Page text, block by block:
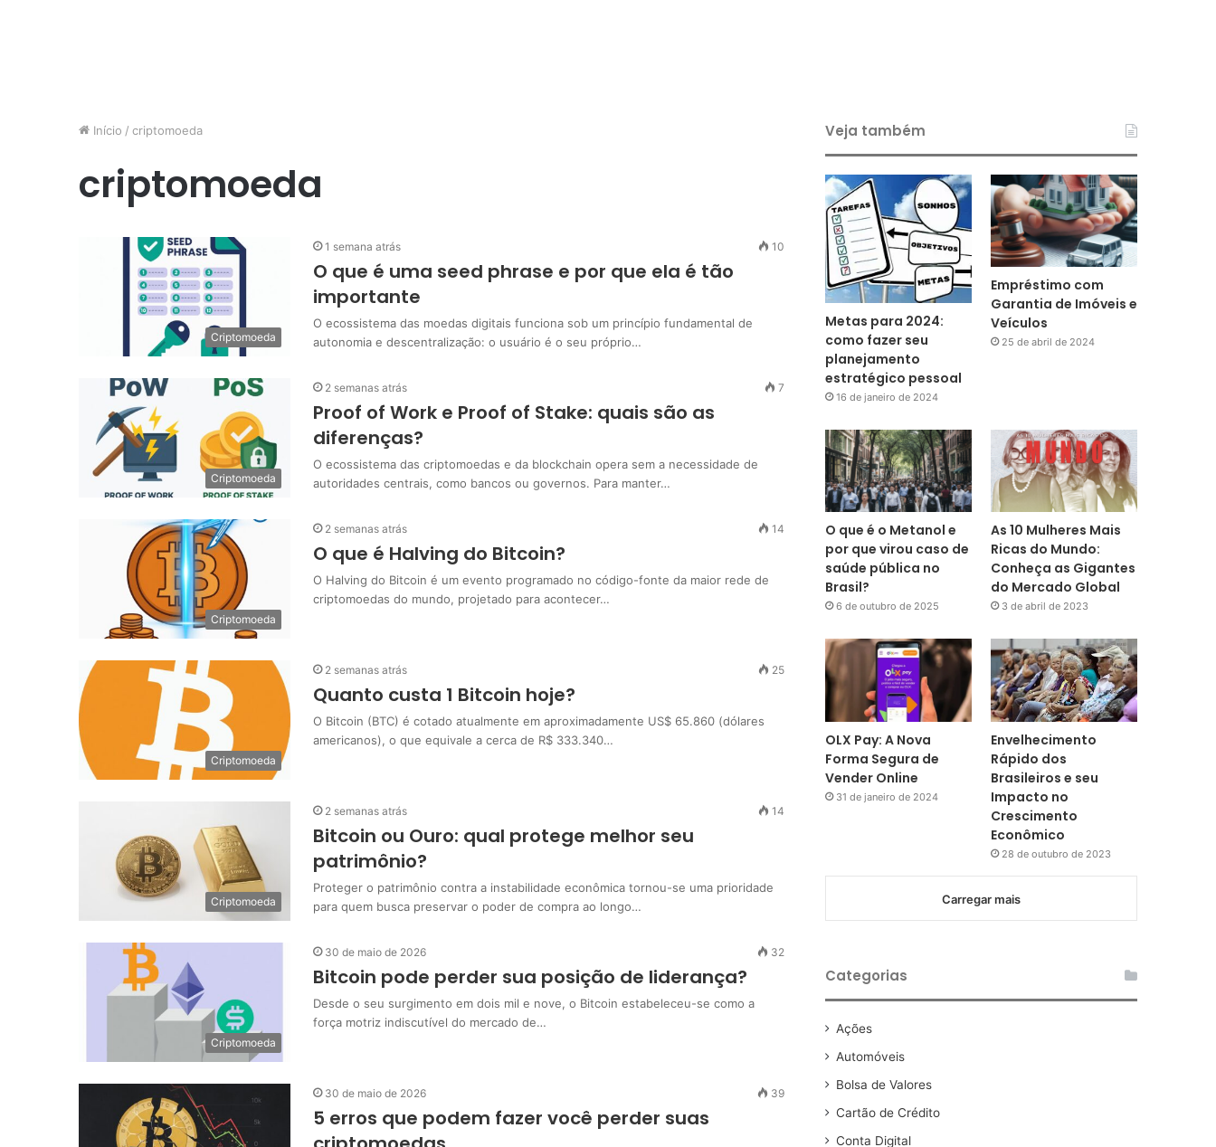
Início / criptomoeda
criptomoeda
Criptomoeda
1 semana atrás 10
O que é uma seed phrase e por que ela é tão
importante
O ecossistema das moedas digitais funciona sob um princípio fundamental de
autonomia e descentralização: o usuário é o seu próprio…
Criptomoeda
2 semanas atrás 7
Proof of Work e Proof of Stake: quais são as
diferenças?
O ecossistema das criptomoedas e da blockchain opera sem a necessidade de
autoridades centrais, como bancos ou governos. Para manter…
Criptomoeda
2 semanas atrás 14
O que é Halving do Bitcoin?
O Halving do Bitcoin é um evento programado no código-fonte da maior rede de
criptomoedas do mundo, projetado para acontecer…
Criptomoeda
2 semanas atrás 25
Quanto custa 1 Bitcoin hoje?
O Bitcoin (BTC) é cotado atualmente em aproximadamente US$ 65.860 (dólares
americanos), o que equivale a cerca de R$ 333.340…
Criptomoeda
2 semanas atrás 14
Bitcoin ou Ouro: qual protege melhor seu
patrimônio?
Proteger o patrimônio contra a instabilidade econômica tornou-se uma prioridade
para quem busca preservar o poder de compra ao longo…
Criptomoeda
30 de maio de 2026 32
Bitcoin pode perder sua posição de liderança?
Desde o seu surgimento em dois mil e nove, o Bitcoin estabeleceu-se como a
força motriz indiscutível do mercado de…
30 de maio de 2026 39
5 erros que podem fazer você perder suas
Veja também
Metas para 2024:
como fazer seu
planejamento
estratégico pessoal
16 de janeiro de 2024
Empréstimo com
Garantia de Imóveis e
Veículos
25 de abril de 2024
O que é o Metanol e
por que virou caso de
saúde pública no
Brasil?
6 de outubro de 2025
As 10 Mulheres Mais
Ricas do Mundo:
Conheça as Gigantes
do Mercado Global
3 de abril de 2023
OLX Pay: A Nova
Forma Segura de
Vender Online
31 de janeiro de 2024
Envelhecimento
Rápido dos
Brasileiros e seu
Impacto no
Crescimento
Econômico
28 de outubro de 2023
Carregar mais
Categorias
Ações
Automóveis
Bolsa de Valores
Cartão de Crédito
Conta Digital